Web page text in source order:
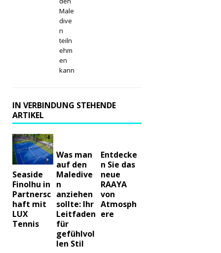
Male
dive
n
teiln
ehm
en
kann
IN VERBINDUNG STEHENDE
ARTIKEL
Seaside
Finolhu in
Partnersc
haft mit
LUX
Tennis
Was man
auf den
Maledive
n
anziehen
sollte: Ihr
Leitfaden
für
gefühlvol
len Stil
Entdecke
n Sie das
neue
RAAYA
von
Atmosph
ere